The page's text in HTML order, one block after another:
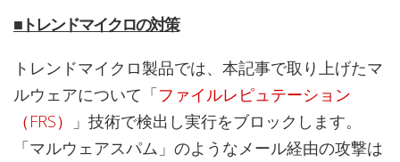
■トレンドマイクロの対策
トレンドマイクロ製品では、本記事で取り上げたマ
ルウェアについて「ファイルレピュテーション
（FRS）
」技術で検出し実行をブロックします。
「マルウェアスパム」のようなメール経由の攻撃は